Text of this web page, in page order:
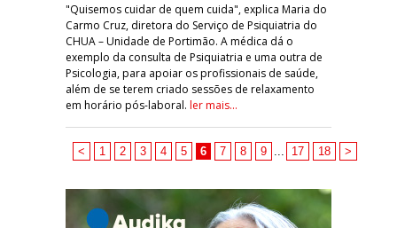
"Quisemos cuidar de quem cuida", explica Maria do
Carmo Cruz, diretora do Serviço de Psiquiatria do
CHUA – Unidade de Portimão. A médica dá o
exemplo da consulta de Psiquiatria e uma outra de
Psicologia, para apoiar os profissionais de saúde,
além de se terem criado sessões de relaxamento
em horário pós-laboral. ler mais...
< 1 2 3 4 5 6 7 8 9 17 18 >